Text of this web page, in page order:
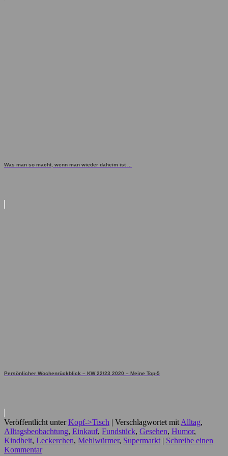
Was man so macht, wenn man wieder daheim ist ...
Persönlicher Wochenrückblick – KW 22/23 2020 – Meine Top-5
Veröffentlicht unter Kopf->Tisch | Verschlagwortet mit Alltag,
Alltagsbeobachtung, Einkauf, Fundstück, Gesehen, Humor,
Kindheit, Leckerchen, Mehlwürmer, Supermarkt | Schreibe einen
Kommentar